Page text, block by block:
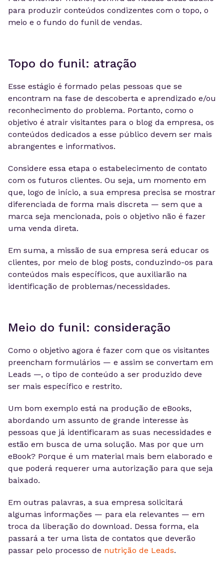
para produzir conteúdos condizentes com o topo, o
meio e o fundo do funil de vendas.
Topo do funil: atração
Esse estágio é formado pelas pessoas que se
encontram na fase de descoberta e aprendizado e/ou
reconhecimento do problema. Portanto, como o
objetivo é atrair visitantes para o blog da empresa, os
conteúdos dedicados a esse público devem ser mais
abrangentes e informativos.
Considere essa etapa o estabelecimento de contato
com os futuros clientes. Ou seja, um momento em
que, logo de início, a sua empresa precisa se mostrar
diferenciada de forma mais discreta — sem que a
marca seja mencionada, pois o objetivo não é fazer
uma venda direta.
Em suma, a missão de sua empresa será educar os
clientes, por meio de blog posts, conduzindo-os para
conteúdos mais específicos, que auxiliarão na
identificação de problemas/necessidades.
Meio do funil: consideração
Como o objetivo agora é fazer com que os visitantes
preencham formulários — e assim se convertam em
Leads —, o tipo de conteúdo a ser produzido deve
ser mais específico e restrito.
Um bom exemplo está na produção de eBooks,
abordando um assunto de grande interesse às
pessoas que já identificaram as suas necessidades e
estão em busca de uma solução. Mas por que um
eBook? Porque é um material mais bem elaborado e
que poderá requerer uma autorização para que seja
baixado.
Em outras palavras, a sua empresa solicitará
algumas informações — para ela relevantes — em
troca da liberação do download. Dessa forma, ela
passará a ter uma lista de contatos que deverão
passar pelo processo de nutrição de Leads.